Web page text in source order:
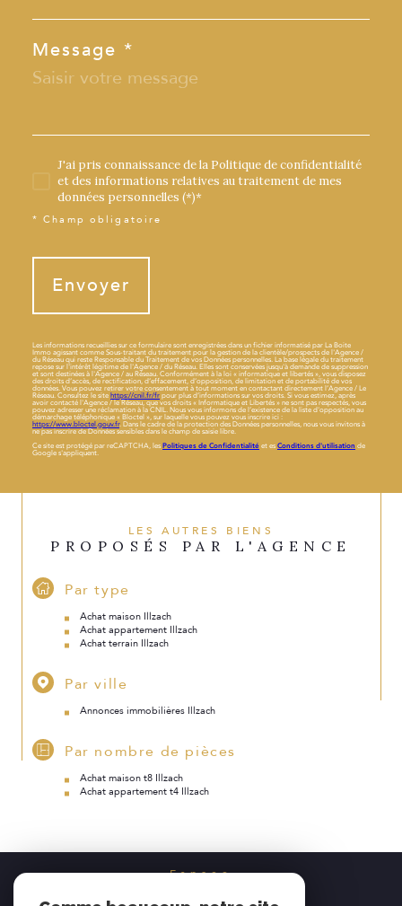
Message *
J'ai pris connaissance de la Politique de confidentialité
et des informations relatives au traitement de mes
données personnelles (*)*
* Champ obligatoire
Envoyer
Les informations recueillies sur ce formulaire sont enregistrées dans un fichier informatisé par La Boite
Immo agissant comme Sous-traitant du traitement pour la gestion de la clientèle/prospects de l'Agence /
du Réseau qui reste Responsable du Traitement de vos Données personnelles. La base légale du traitement
repose sur l'intérêt légitime de l'Agence / du Réseau. Elles sont conservées jusqu'à demande de suppression
et sont destinées à l'Agence / au Réseau. Conformément à la loi « informatique et libertés », vous disposez
des droits d’accès, de rectification, d’effacement, d’opposition, de limitation et de portabilité de vos
données. Vous pouvez retirer votre consentement à tout moment en contactant directement l’Agence / Le
Réseau. Consultez le sitehttps://cnil.fr/frpour plus d’informations sur vos droits. Si vous estimez, après
avoir contacté l'Agence / le Réseau, que vos droits « Informatique et Libertés » ne sont pas respectés, vous
pouvez adresser une réclamation à la CNIL. Nous vous informons de l’existence de la liste d'opposition au
démarchage téléphonique « Bloctel », sur laquelle vous pouvez vous inscrire ici :
https://www.bloctel.gouv.fr. Dans le cadre de la protection des Données personnelles, nous vous invitons à
ne pas inscrire de Données sensibles dans le champ de saisie libre.
Ce site est protégé par reCAPTCHA, lesPolitiques de Confidentialitéet esConditions d'utilisation de
Google s'appliquent.
LES AUTRES BIENS
PROPOSÉS PAR L'AGENCE
Par type
Achat maison Illzach
Achat appartement Illzach
Achat terrain Illzach
Par ville
Annonces immobilières Illzach
Par nombre de pièces
Achat maison t8 Illzach
Achat appartement t4 Illzach
Espace